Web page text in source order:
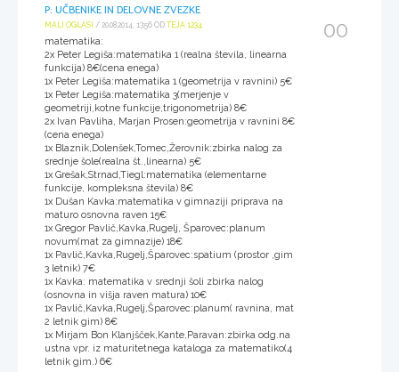
P: UČBENIKE IN DELOVNE ZVEZKE
MALI OGLASI / 20.08.2014, 13:56 OD TEJA 1234
matematika:
2x Peter Legiša:matematika 1 (realna števila, linearna
funkcija) 8€(cena enega)
1x Peter Legiša:matematika 1 (geometrija v ravnini) 5€
1x Peter Legiša:matematika 3(merjenje v
geometriji,kotne funkcije,trigonometrija) 8€
2x Ivan Pavliha, Marjan Prosen:geometrija v ravnini 8€
(cena enega)
1x Blaznik,Dolenšek,Tomec,Žerovnik:zbirka nalog za
srednje šole(realna št.,linearna) 5€
1x Grešak,Strnad,Tiegl:matematika (elementarne
funkcije, kompleksna števila) 8€
1x Dušan Kavka:matematika v gimnaziji priprava na
maturo osnovna raven 15€
1x Gregor Pavlič,Kavka,Rugelj, Šparovec:planum
novum(mat za gimnazije) 18€
1x Pavlič,Kavka,Rugelj,Šparovec:spatium (prostor ,gim
3 letnik) 7€
1x Kavka: matematika v srednji šoli zbirka nalog
(osnovna in višja raven matura) 10€
1x Pavlič,Kavka,Rugelj,Šparovec:planum( ravnina, mat
2 letnik gim) 8€
1x Mirjam Bon Klanjšček,Kante,Paravan:zbirka odg.na
ustna vpr. iz maturitetnega kataloga za matematiko(4
letnik gim.) 6€
00